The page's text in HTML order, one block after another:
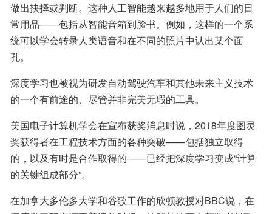
做出抉择或判断。这种人工智能越来越多地用于人们的日
常用品——包括从智能音箱到脸书。例如，这样的一个系
统可以学会转录人类语音和在不同的照片中认出某个面
孔。
深度学习也被视为研发自动驾驶汽车和其他未来主义技术
的一个有前途的、尽管并非完美无瑕的工具。
美国电子计算机学会在宣布获奖消息时说，2018年度图灵
奖获得者在工程技术方面的各种突破——包括独立取得
的，以及有时是合作取得的——已经把深度学习变成“计算
的关键组成部分”。
在加拿大多伦多大学和谷歌工作的欣顿教授对BBC说，在